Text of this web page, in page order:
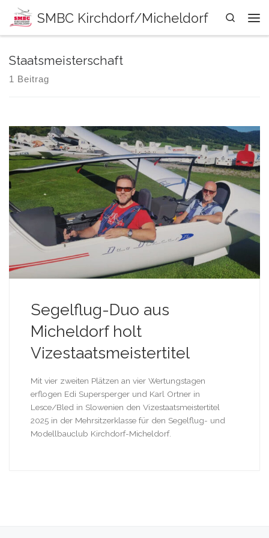
Zum Inhalt springen
SMBC Kirchdorf/Micheldorf
Search
Staatsmeisterschaft
1 Beitrag
Segelflug-Duo aus
Micheldorf holt
Vizestaatsmeistertitel
Mit vier zweiten Plätzen an vier Wertungstagen
erflogen Edi Supersperger und Karl Ortner in
Lesce/Bled in Slowenien den Vizestaatsmeistertitel
2025 in der Mehrsitzerklasse für den Segelflug- und
Modellbauclub Kirchdorf-Micheldorf.